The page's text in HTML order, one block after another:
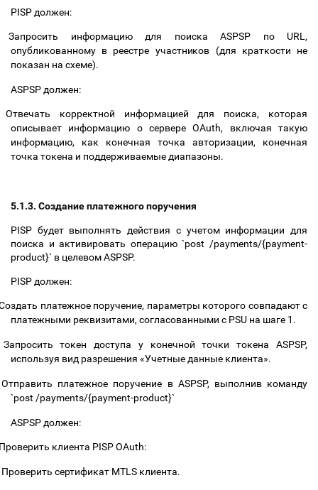
PISP должен:
Запросить информацию для поиска ASPSP по URL,
опубликованному в реестре участников (для краткости не
показан на схеме).
ASPSP должен:
Отвечать корректной информацией для поиска, которая
описывает информацию о сервере OAuth, включая такую
информацию, как конечная точка авторизации, конечная
точка токена и поддерживаемые диапазоны.
5.1.3. Создание платежного поручения
PISP будет выполнять действия с учетом информации для
поиска и активировать операцию `post /payments/{payment-
product}` в целевом ASPSP.
PISP должен:
платежное поручение, параметры которого совпадают с
платежными реквизитами, согласованными с PSU на шаге 1.
Запросить токен доступа у конечной точки токена ASPSP,
используя вид разрешения «Учетные данные клиента».
Отправить платежное поручение в ASPSP, выполнив команду
`post /payments/{payment-product}`
ASPSP должен:
клиента PISP OAuth:
Проверить сертификат MTLS клиента.